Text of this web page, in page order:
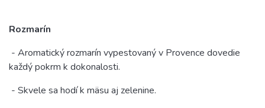
Rozmarín
- Aromatický rozmarín vypestovaný v Provence dovedie
každý pokrm k dokonalosti.
- Skvele sa hodí k mäsu aj zelenine.